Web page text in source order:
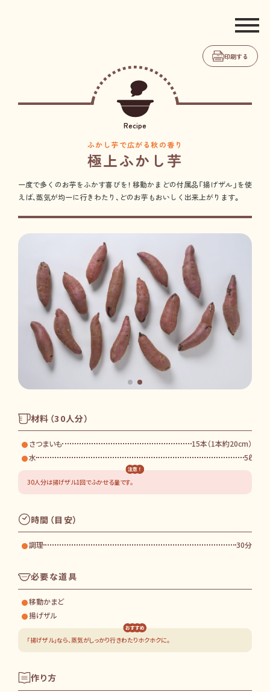
ホーム
移動かまどについて
印刷する
Recipe
ふかし芋で広がる秋の香り
極上ふかし芋
一度で多くのお芋をふかす喜びを！ 移動かまどの付属品「揚げザル」を使
えば、蒸気が均一に行きわたり、どのお芋もおいしく出来上がります。
材料（30人分）
さつまいも
15本（1本約20cm）
水
5ℓ
30人分は揚げザル1回でふかせる量です。
時間（目安）
調理 30分
必要な道具
移動かまど
揚げザル
「揚げザル」なら、蒸気がしっかり行きわたりホクホクに。
作り方